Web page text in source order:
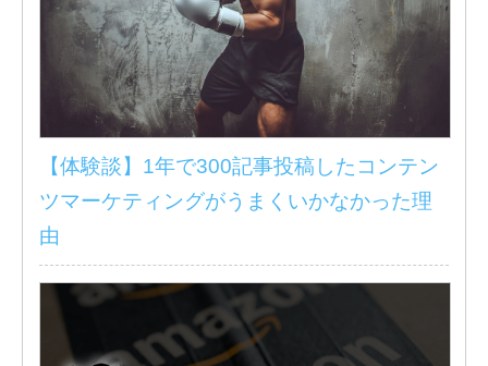
【体験談】1年で300記事投稿したコンテン
ツマーケティングがうまくいかなかった理
由